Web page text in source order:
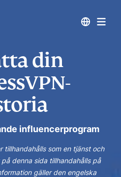
din
influencerprogram
tillhandahålls som en tjänst och
denna sida tillhandahålls på
gäller den engelska